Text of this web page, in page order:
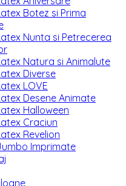
Botez si Prima
Nunta si Petrecerea
Natura si Animalute
Diverse
LOVE
Desene Animate
Halloween
Craciun
Revelion
Imprimate